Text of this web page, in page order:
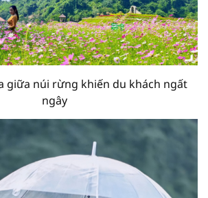
giữa núi rừng khiến du khách ngất
ngây